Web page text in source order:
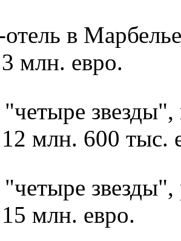
в
млн. евро.
млн. 600 тыс.
млн. евро.